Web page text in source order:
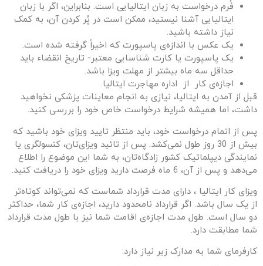
فُرم درخواست به زبان ایتالیایی است. بنابراین، اگر با زبان
ایتالیایی آشنا نیستید، ممکن است در پُر کردن آن، به کمک
نیاز داشته باشید.
یک عکس با اندازه‌ی پاسپورت که اخیراً گرفته شده است.
یک پاسپورت یا کارت شناسایی معتبر- تاریخ انقضاء باید
حداقل سه ماه بیشتر از مهلت ویزا باشد.
اجازه‌ی کار از اداره‌ مهاجرت ایتالیا.
قبل از آمدن به ایتالیا، نیازی به انجام معاینات پزشکی نخواهید
داشت، اما همیشه شرایط درخواست خاص خود را بررسی کنید.
پس از اتمام درخواست خود، باید منتظر تایید ویزای خود باشید که
بیش از 30 روز طول نمی‌کشد. پس از تائید ویزای‌تان، کنسولگری یا
نمایندگی دیپلماتیک کشور زادگاه‌تان، به شما این موضوع را اطلاع
می‌دهد و پس از آن، 6 ماه فرصت دارید ویزای خود را دریافت کنید.
ویزای کار ایتالیا ، دارای مدت قرارداد شماست که نمی‌تواند کوتاه‌تر
از یک سال باشد. اگر قرارداد نامحدود دارید، اجازه‌ی کار شما، حداکثر
دو سال است. طول مدت اجازه‌ی اقامت شما نیز با طول مدت قرارداد
شما مطابقت دارد.
کارفرمای شما به مدارک زیر نیاز دارد: